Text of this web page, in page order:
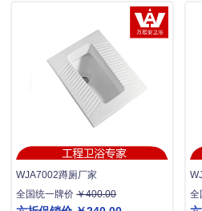
WJA7002蹲厕厂家
全国统一牌价￥400.00